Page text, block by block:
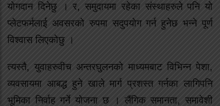
योगदान दिनेछु । र, समुदायमा रहेका संस्थाहरुले पनि यो
प्लेटफर्मलाई अवसरको रुपमा सदुपयोग गर्न हुनेछ भन्ने पूर्ण
विश्वास लिएकोछु ।
त्यस्तै, युवाहरुवीच अन्तरघुलनको माध्यमबाट विभिन्न पेशा,
व्यवसायमा आबद्ध हुने खाले मार्ग प्रशस्त गर्नका लागिपनि
भूमिका निर्वाह गर्ने योजना छ । लैंगिक समानता, समावेशी